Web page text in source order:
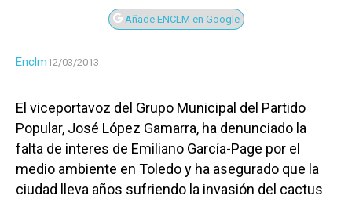
Añade ENCLM en Google
Enclm12/03/2013
El viceportavoz del Grupo Municipal del Partido
Popular, José López Gamarra, ha denunciado la
falta de interes de Emiliano García-Page por el
medio ambiente en Toledo y ha asegurado que la
ciudad lleva años sufriendo la invasión del cactus